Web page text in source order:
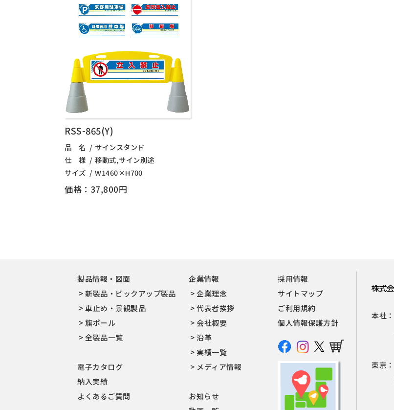
RSS-865(Y)
品 名
サインスタンド
仕 様
移動式,サイン別途
サイズ
W1460×H700
価格：37,800円
製品情報・図面
新製品・ピックアップ製品
車止め・景観製品
旗ポール
全製品一覧
電子カタログ
納入実績
よくあるご質問
企業情報
企業理念
代表者挨拶
会社概要
沿革
実績一覧
メディア情報
お知らせ
採用情報
サイトマップ
ご利用規約
個人情報保護方針
本社：
東京：